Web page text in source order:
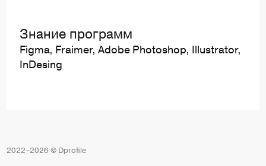
Знание программ
Figma, Fraimer, Adobe Photoshop, Illustrator,
InDesing
2022–2026 © Dprofile